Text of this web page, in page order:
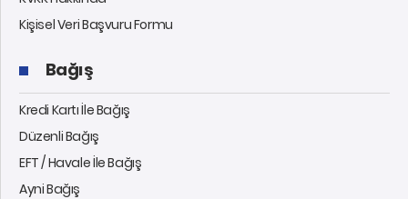
Kişisel Veri Başvuru Formu
Bağış
Kredi Kartı İle Bağış
Düzenli Bağış
EFT / Havale İle Bağış
Ayni Bağış